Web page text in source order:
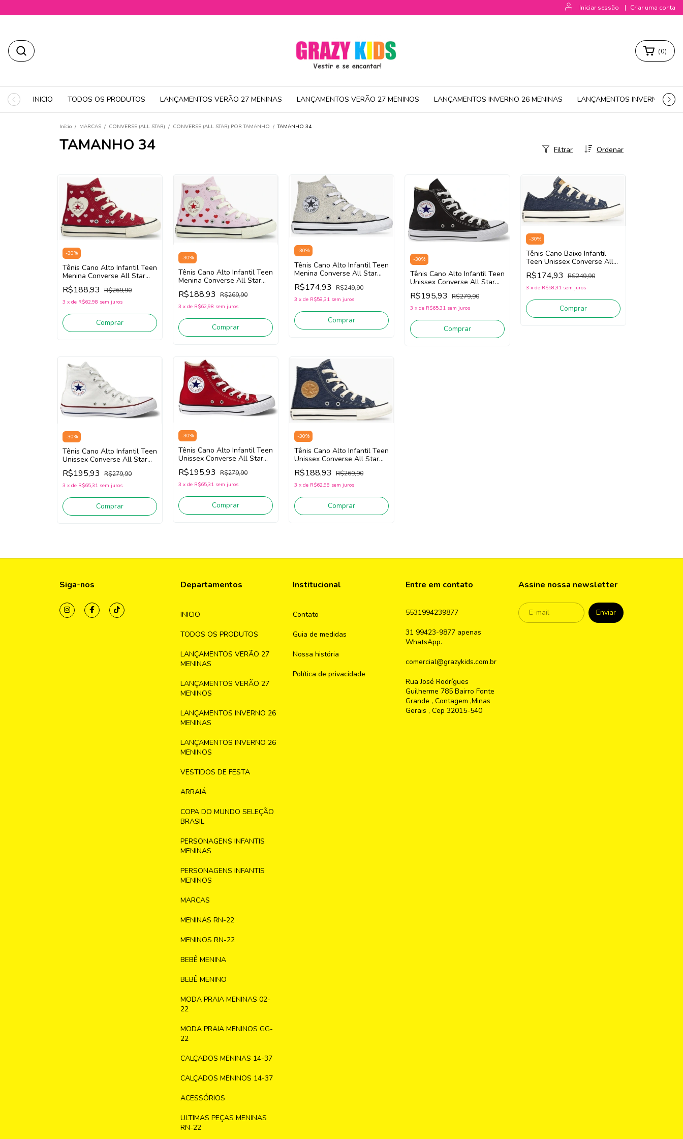
Iniciar sessão | Criar uma conta
(0)
INICIO TODOS OS PRODUTOS LANÇAMENTOS VERÃO 27 MENINAS LANÇAMENTOS VERÃO 27 MENINOS LANÇAMENTOS INVERNO 26 MENINAS LANÇAMENTOS INVERNO 26
Início / MARCAS / CONVERSE (ALL STAR) / CONVERSE (ALL STAR) POR TAMANHO / TAMANHO 34
TAMANHO 34 Ordenar
Filtrar
-30%
Tênis Cano Alto Infantil Teen
Menina Converse All Star
CK1456/CK1454 (Vermelho)
Tecido
R$188,93 R$269,90
3 x de R$62,98 sem juros
Comprar
-30%
Tênis Cano Alto Infantil Teen
Menina Converse All Star
CK1456/CK1454 (Rosa)
Tecido
R$188,93 R$269,90
3 x de R$62,98 sem juros
Comprar
-30%
Tênis Cano Alto Infantil Teen
Menina Converse All Star
CK1509/CK1644 (Cinza Gelo)
Tecido
R$174,93 R$249,90
3 x de R$58,31 sem juros
Comprar
-30%
Tênis Cano Alto Infantil Teen
Unissex Converse All Star
CK1563 (Preto) Tecido
R$195,93 R$279,90
3 x de R$65,31 sem juros
Comprar
-30%
Tênis Cano Baixo Infantil
Teen Unissex Converse All
Star CK1643/CK1641 (Jeans)
Tecido
R$174,93 R$249,90
3 x de R$58,31 sem juros
Comprar
-30%
Tênis Cano Alto Infantil Teen
Unissex Converse All Star
CK1563 (Branco) Tecido
R$195,93 R$279,90
3 x de R$65,31 sem juros
Comprar
-30%
Tênis Cano Alto Infantil Teen
Unissex Converse All Star
CK1563 (Vermelho) Tecido
R$195,93 R$279,90
3 x de R$65,31 sem juros
Comprar
-30%
Tênis Cano Alto Infantil Teen
Unissex Converse All Star
CK1642/Ck1640 (Jeans)
Tecido
R$188,93 R$269,90
3 x de R$62,98 sem juros
Comprar
Siga-nos Departamentos
INICIO
TODOS OS PRODUTOS
LANÇAMENTOS VERÃO 27
MENINAS
LANÇAMENTOS VERÃO 27
MENINOS
LANÇAMENTOS INVERNO 26
MENINAS
LANÇAMENTOS INVERNO 26
MENINOS
VESTIDOS DE FESTA
ARRAIÁ
COPA DO MUNDO SELEÇÃO
BRASIL
PERSONAGENS INFANTIS
MENINAS
PERSONAGENS INFANTIS
MENINOS
MARCAS
MENINAS RN-22
MENINOS RN-22
BEBÊ MENINA
BEBÊ MENINO
MODA PRAIA MENINAS 02-
22
MODA PRAIA MENINOS GG-
22
CALÇADOS MENINAS 14-37
CALÇADOS MENINOS 14-37
ACESSÓRIOS
ULTIMAS PEÇAS MENINAS
RN-22
Institucional
Contato
Guia de medidas
Nossa história
Política de privacidade
Entre em contato
5531994239877
31 99423-9877 apenas
WhatsApp.
comercial@grazykids.com.br
Rua José Rodrígues
Guilherme 785 Bairro Fonte
Grande , Contagem ,Minas
Gerais , Cep 32015-540
Assine nossa newsletter